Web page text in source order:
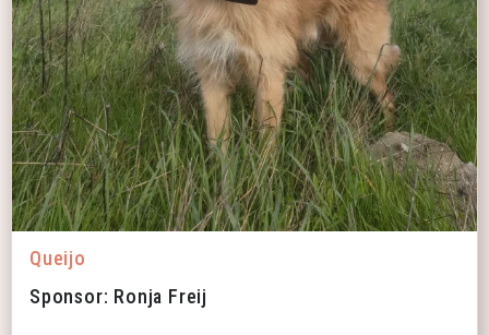
Queijo
Sponsor: Ronja Freij